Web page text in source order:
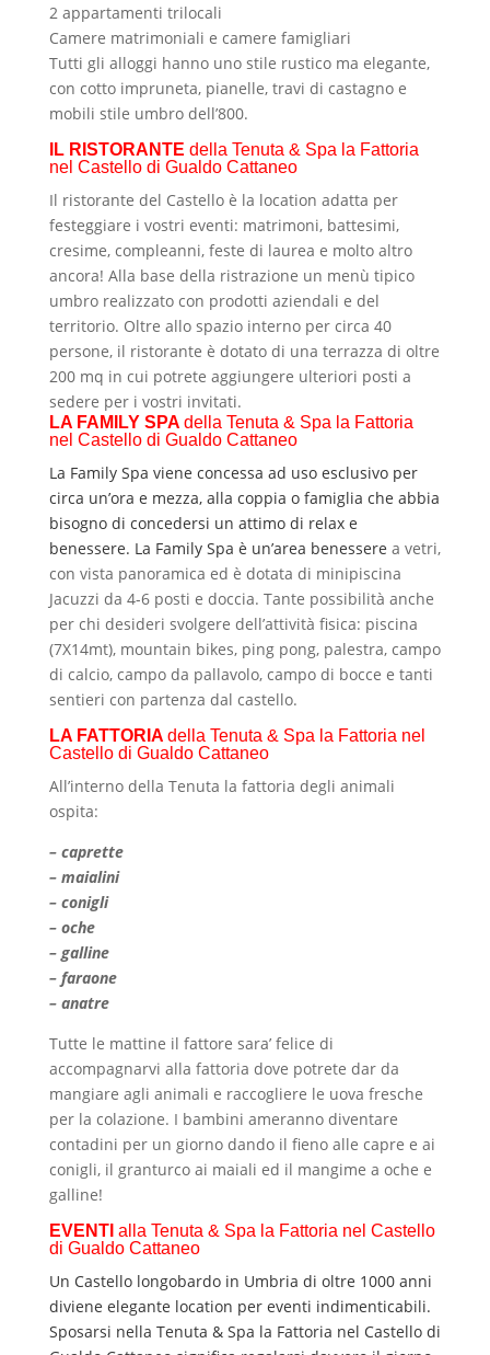
2 appartamenti trilocali
Camere matrimoniali e camere famigliari
Tutti gli alloggi hanno uno stile rustico ma elegante,
con cotto impruneta, pianelle, travi di castagno e
mobili stile umbro dell’800.
IL RISTORANTE della Tenuta & Spa la Fattoria
nel Castello di Gualdo Cattaneo
Il ristorante del Castello è la location adatta per
festeggiare i vostri eventi: matrimoni, battesimi,
cresime, compleanni, feste di laurea e molto altro
ancora! Alla base della ristrazione un menù tipico
umbro realizzato con prodotti aziendali e del
territorio. Oltre allo spazio interno per circa 40
persone, il ristorante è dotato di una terrazza di oltre
200 mq in cui potrete aggiungere ulteriori posti a
sedere per i vostri invitati.
LA FAMILY SPA della Tenuta & Spa la Fattoria
nel Castello di Gualdo Cattaneo
La Family Spa viene concessa ad uso esclusivo per
circa un’ora e mezza, alla coppia o famiglia che abbia
bisogno di concedersi un attimo di relax e
benessere. La Family Spa è un’area benessere a vetri,
con vista panoramica ed è dotata di minipiscina
Jacuzzi da 4-6 posti e doccia. Tante possibilità anche
per chi desideri svolgere dell’attività fisica: piscina
(7X14mt), mountain bikes, ping pong, palestra, campo
di calcio, campo da pallavolo, campo di bocce e tanti
sentieri con partenza dal castello.
LA FATTORIA della Tenuta & Spa la Fattoria nel
Castello di Gualdo Cattaneo
All’interno della Tenuta la fattoria degli animali
ospita:
– caprette
– maialini
– conigli
– oche
– galline
– faraone
– anatre
Tutte le mattine il fattore sara’ felice di
accompagnarvi alla fattoria dove potrete dar da
mangiare agli animali e raccogliere le uova fresche
per la colazione. I bambini ameranno diventare
contadini per un giorno dando il fieno alle capre e ai
conigli, il granturco ai maiali ed il mangime a oche e
galline!
EVENTI alla Tenuta & Spa la Fattoria nel Castello
di Gualdo Cattaneo
Un Castello longobardo in Umbria di oltre 1000 anni
diviene elegante location per eventi indimenticabili.
Sposarsi nella Tenuta & Spa la Fattoria nel Castello di